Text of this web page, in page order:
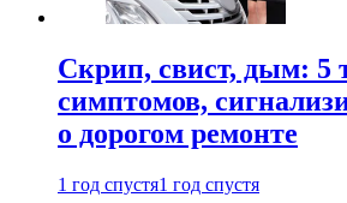
Скрип, свист, дым: 5
симптомов,
о дорогом ремонте
1 год спустя1 год спустя